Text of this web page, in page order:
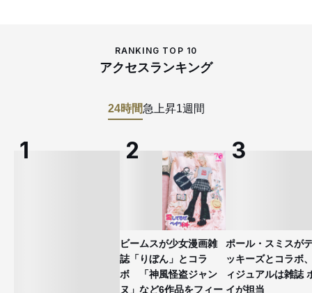
RANKING TOP 10
アクセスランキング
24時間急上昇1週間
ビームスが少女漫画雑
誌「りぼん」とコラ
ボ 「神風怪盗ジャン
ヌ」など6作品をフィー
ポール・スミスが
ッキーズとコラボ
ィジュアルは雑誌
イが担当